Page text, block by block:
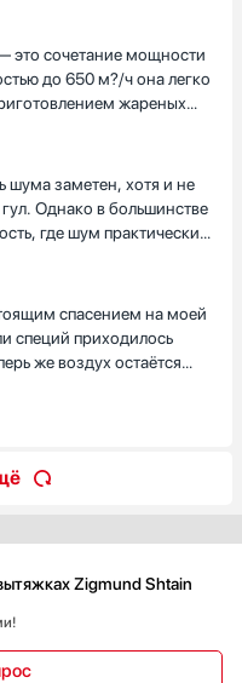
Шум на максимуме
достаточно для моей
через десять минут
отпечатки почти не
доволен.
это сочетание мощности
до 650 м?/ч она легко
жареных
качественным
Управление
нужно стучать по
Подсветка LED
не создавая бликов и не
вписывается в любой
шума заметен, хотя и не
Однако в большинстве
где шум практически
правильно организовать
дополнительных усилий
спасением на моей
специй приходилось
же воздух остаётся
нескольких
вытяжку — обязательно
Zigmund Shtain